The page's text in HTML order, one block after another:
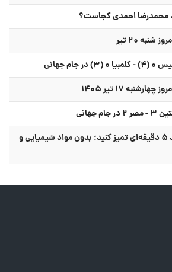
محمدرضا احمدی کجاست؟
۲۰ تیر
جهانی
۱۷ تیر ۱۴۰۵
جهانی
مایکروویو را با این ترفند ۵ دقیقه‌ای تمیز کنید؛ بدون مواد شیمیایی و